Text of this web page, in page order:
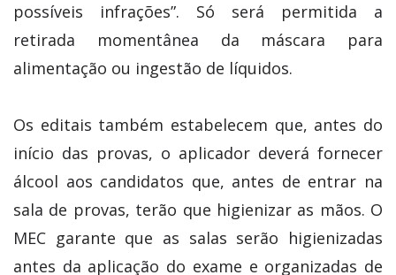
possíveis infrações”. Só será permitida a
retirada momentânea da máscara para
alimentação ou ingestão de líquidos.
Os editais também estabelecem que, antes do
início das provas, o aplicador deverá fornecer
álcool aos candidatos que, antes de entrar na
sala de provas, terão que higienizar as mãos. O
MEC garante que as salas serão higienizadas
antes da aplicação do exame e organizadas de